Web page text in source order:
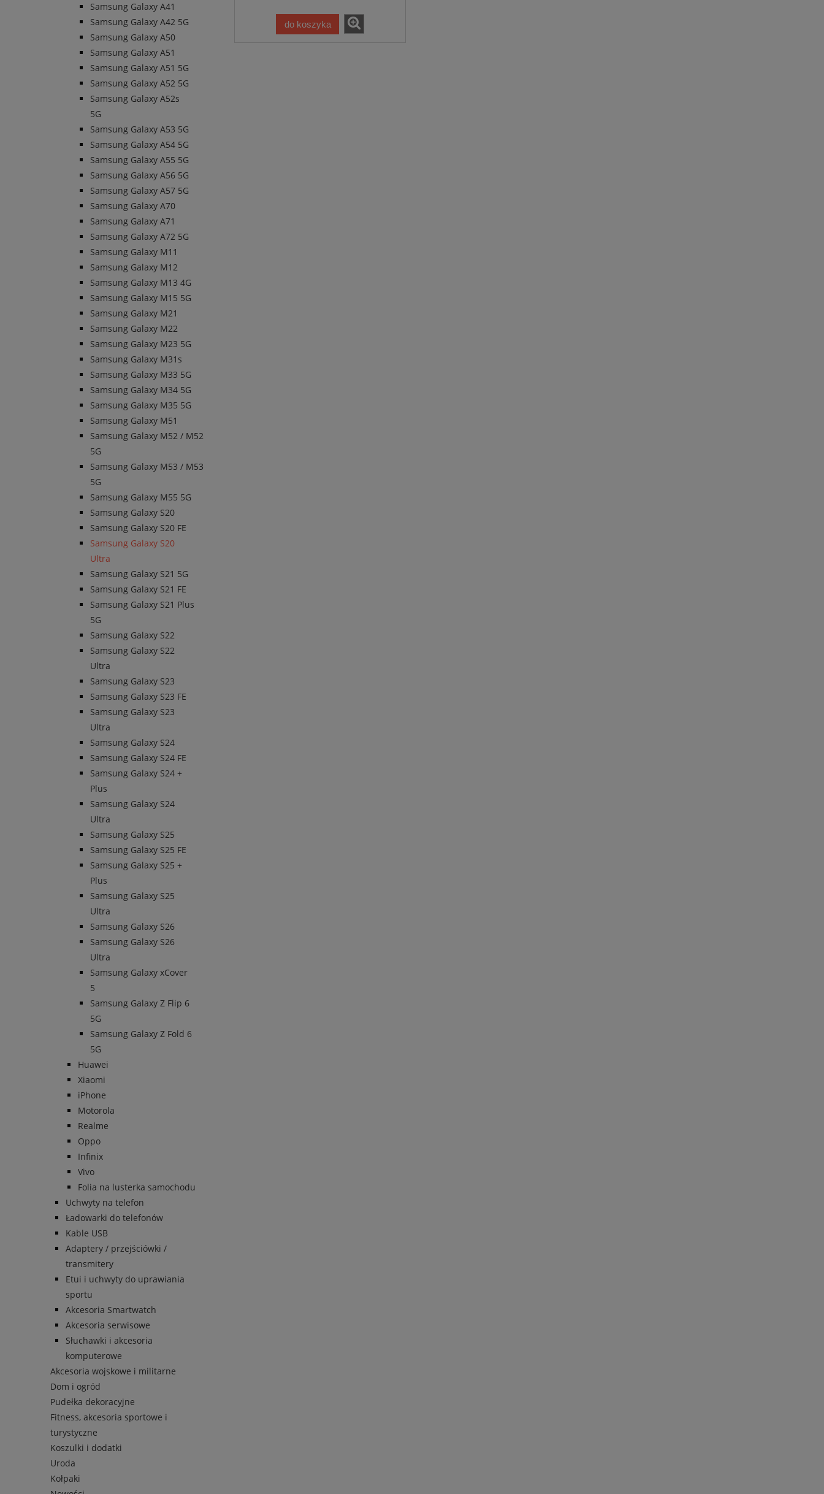
Samsung Galaxy A41
Samsung Galaxy A42 5G
Samsung Galaxy A50
Samsung Galaxy A51
Samsung Galaxy A51 5G
Samsung Galaxy A52 5G
Samsung Galaxy A52s
5G
Samsung Galaxy A53 5G
Samsung Galaxy A54 5G
Samsung Galaxy A55 5G
Samsung Galaxy A56 5G
Samsung Galaxy A57 5G
Samsung Galaxy A70
Samsung Galaxy A71
Samsung Galaxy A72 5G
Samsung Galaxy M11
Samsung Galaxy M12
Samsung Galaxy M13 4G
Samsung Galaxy M15 5G
Samsung Galaxy M21
Samsung Galaxy M22
Samsung Galaxy M23 5G
Samsung Galaxy M31s
Samsung Galaxy M33 5G
Samsung Galaxy M34 5G
Samsung Galaxy M35 5G
Samsung Galaxy M51
Samsung Galaxy M52 / M52
5G
Samsung Galaxy M53 / M53
5G
Samsung Galaxy M55 5G
Samsung Galaxy S20
Samsung Galaxy S20 FE
Samsung Galaxy S20
Ultra
Samsung Galaxy S21 5G
Samsung Galaxy S21 FE
Samsung Galaxy S21 Plus
5G
Samsung Galaxy S22
Samsung Galaxy S22
Ultra
Samsung Galaxy S23
Samsung Galaxy S23 FE
Samsung Galaxy S23
Ultra
Samsung Galaxy S24
Samsung Galaxy S24 FE
Samsung Galaxy S24 +
Plus
Samsung Galaxy S24
Ultra
Samsung Galaxy S25
Samsung Galaxy S25 FE
Samsung Galaxy S25 +
Plus
Samsung Galaxy S25
Ultra
Samsung Galaxy S26
Samsung Galaxy S26
Ultra
Samsung Galaxy xCover
5
Samsung Galaxy Z Flip 6
5G
Samsung Galaxy Z Fold 6
5G
Huawei
Xiaomi
iPhone
Motorola
Realme
Oppo
Infinix
Vivo
Folia na lusterka samochodu
Uchwyty na telefon
Ładowarki do telefonów
Kable USB
Adaptery / przejściówki /
transmitery
Etui i uchwyty do uprawiania
sportu
Akcesoria Smartwatch
Akcesoria serwisowe
Słuchawki i akcesoria
komputerowe
Akcesoria wojskowe i militarne
Dom i ogród
Pudełka dekoracyjne
Fitness, akcesoria sportowe i
turystyczne
Koszulki i dodatki
Uroda
Kołpaki
do koszyka